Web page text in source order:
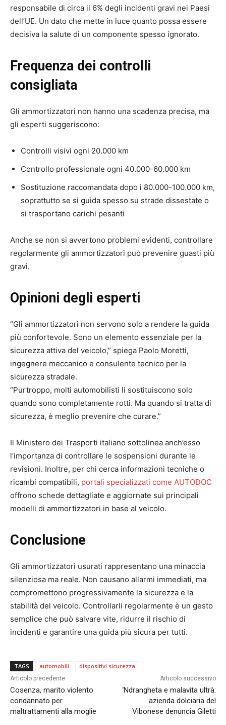
responsabile di circa il 6% degli incidenti gravi nei Paesi
dell’UE. Un dato che mette in luce quanto possa essere
decisiva la salute di un componente spesso ignorato.
Frequenza dei controlli
consigliata
Gli ammortizzatori non hanno una scadenza precisa, ma
gli esperti suggeriscono:
Controlli visivi ogni 20.000 km
Controllo professionale ogni 40.000-60.000 km
Sostituzione raccomandata dopo i 80.000-100.000 km,
soprattutto se si guida spesso su strade dissestate o
si trasportano carichi pesanti
Anche se non si avvertono problemi evidenti, controllare
regolarmente gli ammortizzatori può prevenire guasti più
gravi.
Opinioni degli esperti
“Gli ammortizzatori non servono solo a rendere la guida
più confortevole. Sono un elemento essenziale per la
sicurezza attiva del veicolo,” spiega Paolo Moretti,
ingegnere meccanico e consulente tecnico per la
sicurezza stradale.
“Purtroppo, molti automobilisti li sostituiscono solo
quando sono completamente rotti. Ma quando si tratta di
sicurezza, è meglio prevenire che curare.”
Il Ministero dei Trasporti italiano sottolinea anch’esso
l’importanza di controllare le sospensioni durante le
revisioni. Inoltre, per chi cerca informazioni tecniche o
ricambi compatibili, portali specializzati come AUTODOC
offrono schede dettagliate e aggiornate sui principali
modelli di ammortizzatori in base al veicolo.
Conclusione
Gli ammortizzatori usurati rappresentano una minaccia
silenziosa ma reale. Non causano allarmi immediati, ma
compromettono progressivamente la sicurezza e la
stabilità del veicolo. Controllarli regolarmente è un gesto
semplice che può salvare vite, ridurre il rischio di
incidenti e garantire una guida più sicura per tutti.
TAGS automobili dispositivi sicurezza
Articolo precedente
Cosenza, marito violento
condannato per
maltrattamenti alla moglie
Articolo successivo
‘Ndrangheta e malavita ultrà:
azienda dolciaria del
Vibonese denuncia Giletti